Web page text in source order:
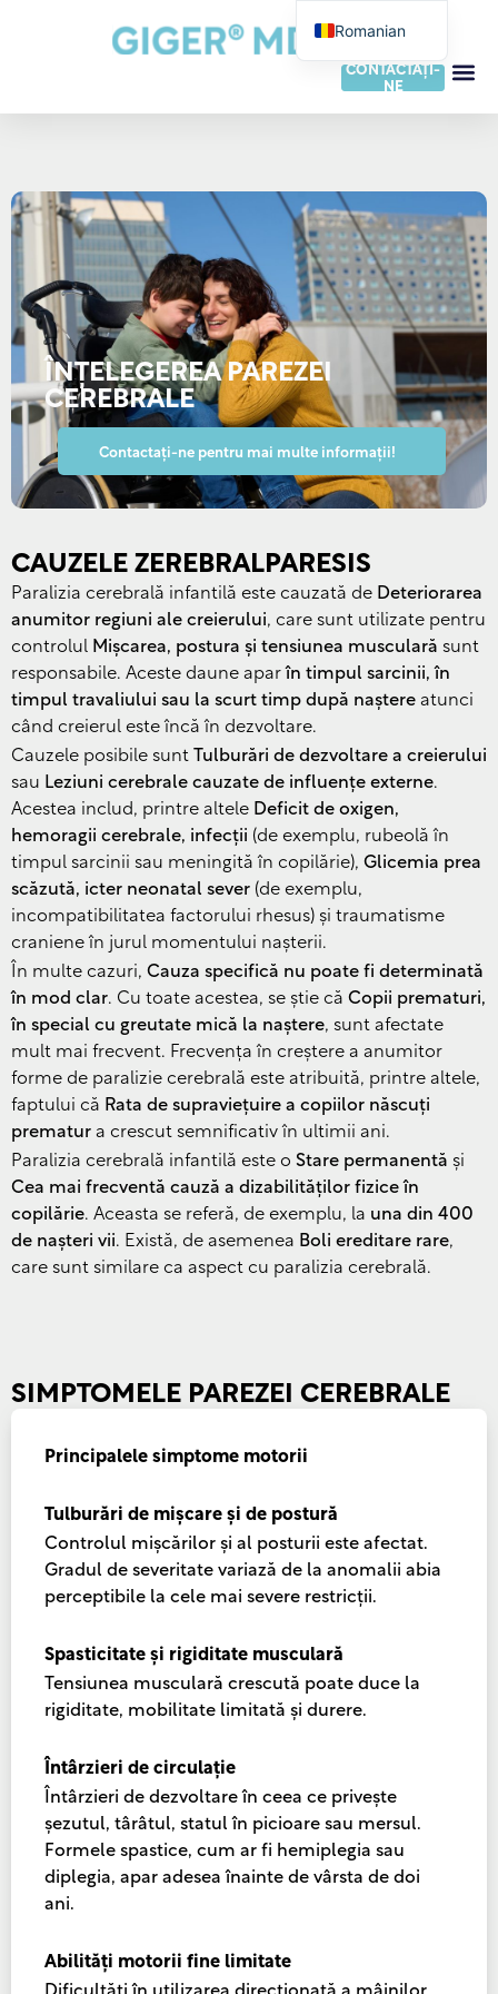
CONTACTAȚI-
NE
ÎNȚELEGEREA PAREZEI
CEREBRALE
Contactați-ne pentru mai multe informații!
CAUZELE ZEREBRALPARESIS
Paralizia cerebrală infantilă este cauzată de Deteriorarea
anumitor regiuni ale creierului, care sunt utilizate pentru
controlul Mișcarea, postura și tensiunea musculară sunt
responsabile. Aceste daune aparîn timpul sarcinii, în
timpul travaliului sau la scurt timp după naștere atunci
când creierul este încă în dezvoltare.
Cauzele posibile sunt
Tulburări de dezvoltare a creierului
sau Leziuni cerebrale cauzate de influențe externe.
Acestea includ, printre altele Deficit de oxigen,
hemoragii cerebrale, infecții (de exemplu, rubeolă în
timpul sarcinii sau meningită în copilărie), Glicemia prea
scăzută, icter neonatal sever (de exemplu,
incompatibilitatea factorului rhesus) și traumatisme
craniene în jurul momentului nașterii.
În multe cazuri, Cauza specifică nu poate fi determinată
în mod clar. Cu toate acestea, se știe că Copii prematuri,
în special cu greutate mică la naștere, sunt afectate
mult mai frecvent. Frecvența în creștere a anumitor
forme de paralizie cerebrală este atribuită, printre altele,
faptului că Rata de supraviețuire a copiilor născuți
prematur a crescut semnificativ în ultimii ani.
Paralizia cerebrală infantilă este o Stare permanentă și
Cea mai frecventă cauză a dizabilităților fizice în
copilărie. Aceasta se referă, de exemplu, la una din 400
de nașteri vii. Există, de asemenea Boli ereditare rare,
care sunt similare ca aspect cu paralizia cerebrală.
SIMPTOMELE PAREZEI CEREBRALE
Principalele simptome motorii
Tulburări de mișcare și de postură
Controlul mișcărilor și al posturii este afectat.
Gradul de severitate variază de la anomalii abia
perceptibile la cele mai severe restricții.
Spasticitate și rigiditate musculară
Tensiunea musculară crescută poate duce la
rigiditate, mobilitate limitată și durere.
Întârzieri de circulație
Întârzieri de dezvoltare în ceea ce privește
șezutul, târâtul, statul în picioare sau mersul.
Formele spastice, cum ar fi hemiplegia sau
diplegia, apar adesea înainte de vârsta de doi
ani.
Abilități motorii fine limitate
Romanian
German
Italian
Spanish
Portuguese
Norwegian
Danish
Swedish
Slovak
Czech
Greek
Slovenian
Polish
Hungarian
Lithuanian
Latvian
Bulgarian
Serbian
Ukrainian